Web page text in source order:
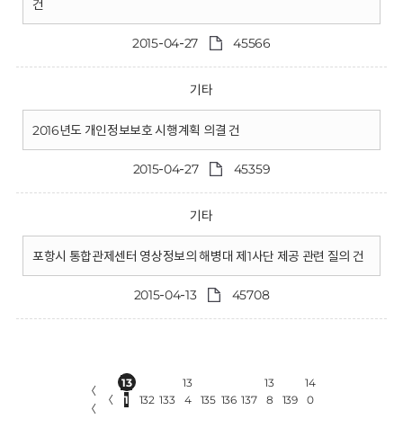
건
2015-04-27 45566
기타
2016년도 개인정보보호 시행계획 의결 건
2015-04-27 45359
기타
포항시 통합관제센터 영상정보의 해병대 제1사단 제공 관련 질의 건
2015-04-13 45708
〈
〈
〈
13
1
132 133
13
4
135 136 137
13
8
139
14
0